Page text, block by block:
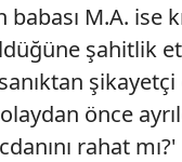
M.A. ise
şahitlik
şikayetçi
önce
rahat